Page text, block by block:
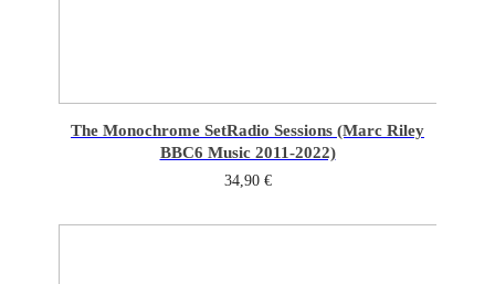
The Monochrome SetRadio Sessions (Marc Riley
BBC6 Music 2011-2022)
34,90 €